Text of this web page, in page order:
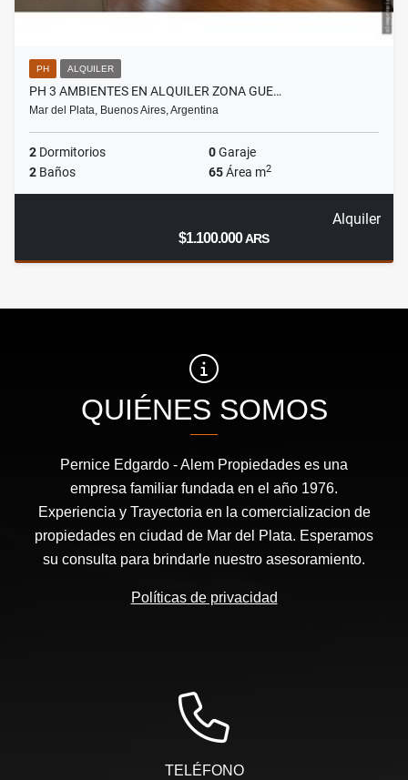
PH ALQUILER
PH 3 AMBIENTES EN ALQUILER ZONA GUE…
Mar del Plata, Buenos Aires, Argentina
2 Dormitorios 0Garaje
2 Baños 65Área m2
Alquiler
$1.100.000ARS
QUIÉNES SOMOS
Pernice Edgardo - Alem Propiedades es una
empresa familiar fundada en el año 1976.
Experiencia y Trayectoria en la comercializacion de
propiedades en ciudad de Mar del Plata. Esperamos
su consulta para brindarle nuestro asesoramiento.
Políticas de privacidad
TELÉFONO